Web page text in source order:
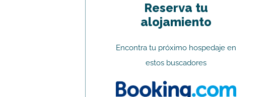
Reserva tu
alojamiento
Encontra tu próximo hospedaje en
estos buscadores